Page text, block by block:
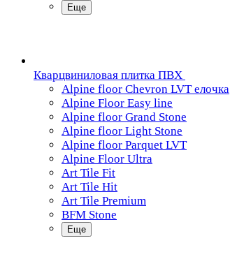
Еще
Кварцвиниловая плитка ПВХ
Alpine floor Chevron LVT елочка
Alpine Floor Easy line
Alpine floor Grand Stone
Alpine floor Light Stone
Alpine floor Parquet LVT
Alpine Floor Ultra
Art Tile Fit
Art Tile Hit
Art Tile Premium
BFM Stone
Еще